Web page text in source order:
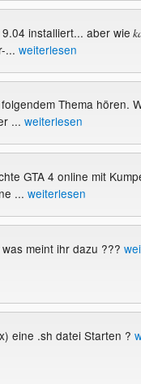
installiert... aber wie
... weiterlesen
Thema hören.
... weiterlesen
GTA 4 online mit
... weiterlesen
meint ihr dazu ???
eine .sh datei Starten ?